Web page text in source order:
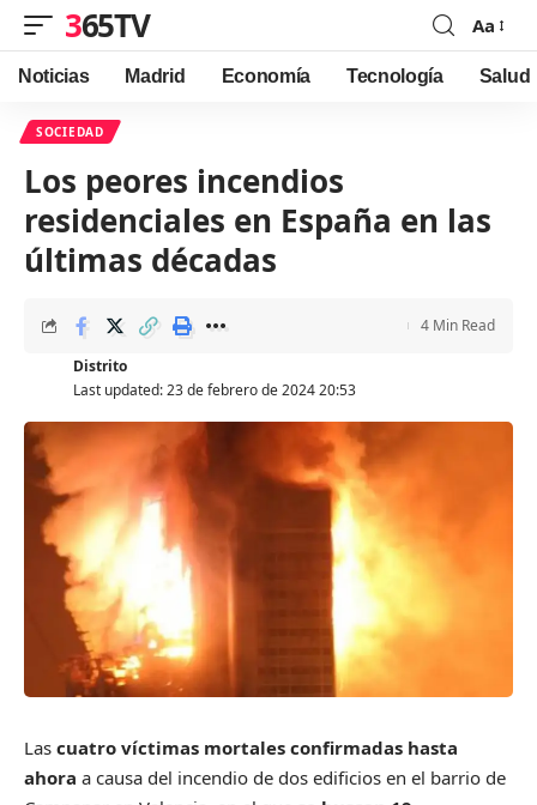
365TV
Font
Resizer
Aa
Noticias Madrid Economía Tecnología Salud
SOCIEDAD
Los peores incendios
residenciales en España en las
últimas décadas
Last updated: 23 de febrero de 2024 20:53
Distrito
4 Min Read
Las cuatro víctimas mortales confirmadas hasta
ahora a causa del incendio de dos edificios en el barrio de